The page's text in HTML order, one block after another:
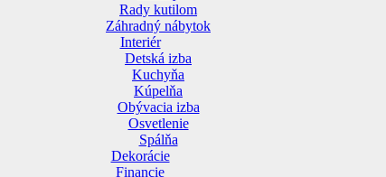
Rady kutilom
Záhradný nábytok
Interiér
Detská izba
Kuchyňa
Kúpelňa
Obývacia izba
Osvetlenie
Spálňa
Dekorácie
Financie